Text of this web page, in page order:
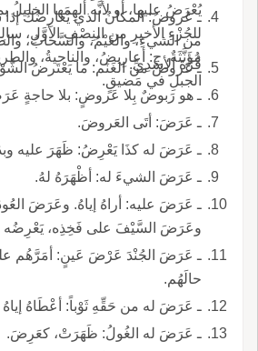
يُعْرَضُ عليها، أو لأَنَّه أُلهِمَها الخليلُ
للجُزْءِ الأخيرِ من النِصْفِ الأوَّلِ،
الجبلِ في مَضيقٍ.
ـ عَروضُ: المكانُ الذي يُعارِضُكَ إذا
من الشيءِ، والغَيْمُ، والسَّحابُ،
قُرَّةَ الأسَدِيِّ.
ـ عَروضُ من الغَنَم: ما يَعْتَرضُ الشَّوْكَ فَيَرْعاهُ.
ـ هو رَبوضٌ بِلا عَروضٍ: بلا حاجةٍ عَرَضَتْ له.
ـ عَرَضَ: أتَى العَروضَ.
ـ عَرَضَ له كذَا يَعْرِضُ: ظَهَرَ عليه وبدَا، كعَرِضَ.
ـ عَرَضَ الشيءَ له: أظْهَرَهُ لهُ.
ـ عَرَضَ عليه: أراهُ إياهُ. وعَرَضَ
وعَرَضَ السَّيْفَ على فَخِذِه، يَعْرِضُه
ـ عَرَضَ الجُنْدَ عَرْضَ عَينٍ:
حالَهُم.
ـ عَرَضَ له من حَقِّهِ ثَوْباً: أعْطَاهُ إياهُ مكانَ حَقِّه.
ـ عَرَضَ له الغُولُ: ظَهَرَتْ، كعَرِضَ.